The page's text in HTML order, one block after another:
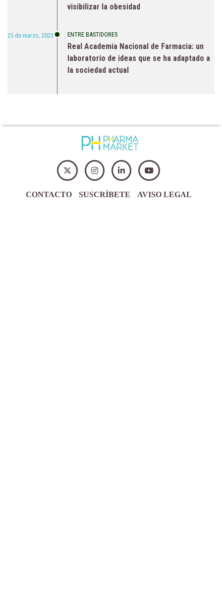
visibilizar la obesidad
25 de marzo, 2023 ENTRE BASTIDORES
Real Academia Nacional de Farmacia: un
laboratorio de ideas que se ha adaptado a
la sociedad actual
CONTACTO SUSCRÍBETE AVISO LEGAL